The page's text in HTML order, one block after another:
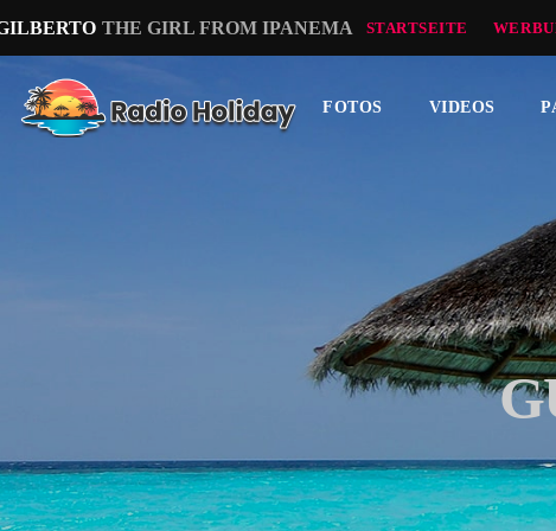
THE GIRL FROM IPANEMA STARTSEITE
FOTOS VIDEOS